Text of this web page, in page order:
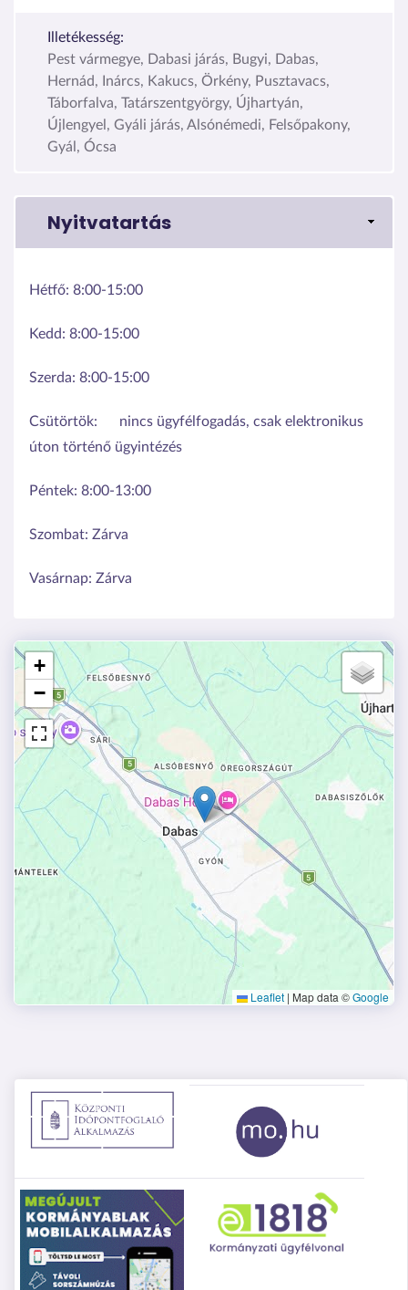
Illetékesség:
Pest vármegye, Dabasi járás, Bugyi, Dabas,
Hernád, Inárcs, Kakucs, Örkény, Pusztavacs,
Táborfalva, Tatárszentgyörgy, Újhartyán,
Újlengyel, Gyáli járás, Alsónémedi, Felsőpakony,
Gyál, Ócsa
Nyitvatartás
Hétfő: 8:00-15:00
Kedd: 8:00-15:00
Szerda: 8:00-15:00
Csütörtök:
nincs ügyfélfogadás, csak elektronikus
úton történő ügyintézés
Péntek: 8:00-13:00
Szombat: Zárva
Vasárnap: Zárva
+
−
Leaflet | Map data ©Google